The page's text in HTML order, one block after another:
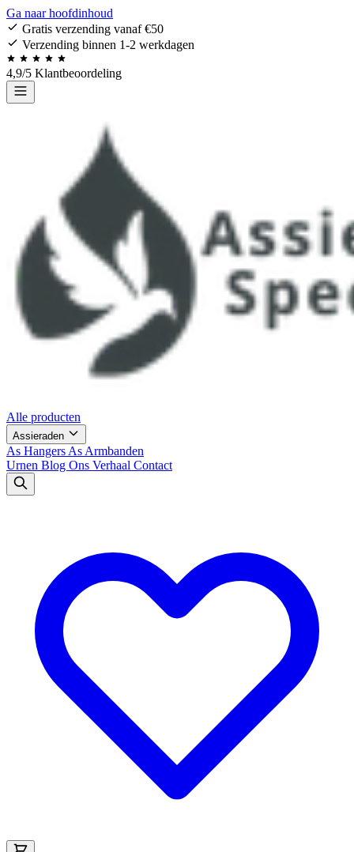
Ga naar hoofdinhoud
Gratis verzending vanaf €50
Verzending binnen 1-2 werkdagen
4,9/5 Klantbeoordeling
Alle producten
Assieraden
As Hangers As Armbanden
Urnen Blog Ons Verhaal Contact